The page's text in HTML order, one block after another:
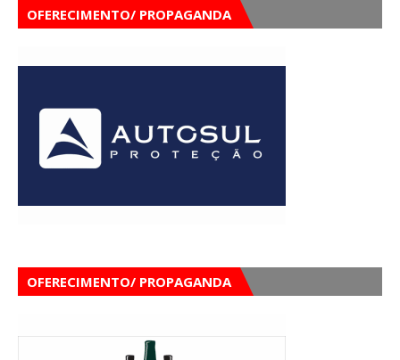
OFERECIMENTO/ PROPAGANDA
OFERECIMENTO/ PROPAGANDA